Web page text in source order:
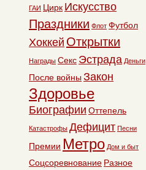
ГАИ Цирк Искусство
Праздники Флот Футбол
Хоккей Открытки
Награды Секс Эстрада Деньги
После войны Закон
Здоровье
Биографии Оттепель
Катастрофы Дефицит Песни
Премии Метро Дом и быт
Соцсоревнование Разное